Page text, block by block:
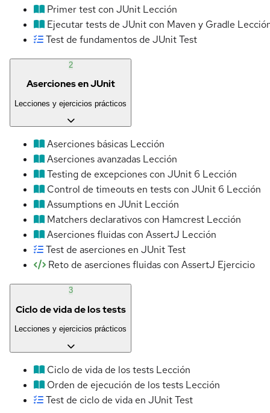
Primer test con JUnit Lección
Ejecutar tests de JUnit con Maven y Gradle
Test de fundamentos de JUnitTest
2
Aserciones en JUnit
Lecciones y ejercicios prácticos
Aserciones básicas Lección
Aserciones avanzadas Lección
Testing de excepciones con JUnit 6 Lección
Control de timeouts en tests con JUnit 6 Lección
Assumptions en JUnit Lección
Matchers declarativos con Hamcrest Lección
Aserciones fluidas con AssertJ Lección
Test de aserciones en JUnitTest
Reto de aserciones fluidas con AssertJ Ejercicio
3
Ciclo de vida de los tests
Lecciones y ejercicios prácticos
Ciclo de vida de los tests Lección
Orden de ejecución de los tests Lección
Test de ciclo de vida en JUnitTest